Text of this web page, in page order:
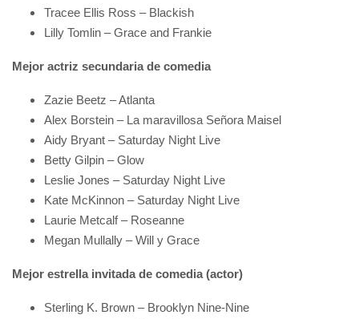
Tracee Ellis Ross – Blackish
Lilly Tomlin – Grace and Frankie
Mejor actriz secundaria de comedia
Zazie Beetz – Atlanta
Alex Borstein – La maravillosa Señora Maisel
Aidy Bryant – Saturday Night Live
Betty Gilpin – Glow
Leslie Jones – Saturday Night Live
Kate McKinnon – Saturday Night Live
Laurie Metcalf – Roseanne
Megan Mullally – Will y Grace
Mejor estrella invitada de comedia (actor)
Sterling K. Brown – Brooklyn Nine-Nine